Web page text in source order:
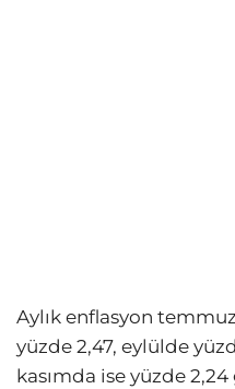
Aylık enflasyon
yüzde 2,47, eylülde
kasımda ise yüzde